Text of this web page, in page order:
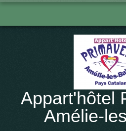
Appart'hôtel
Amélie-